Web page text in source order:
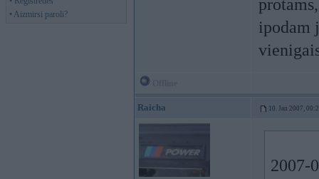
• Aizmirsi paroli?
ipodam
Raicha 10. Jan 2007,
2007-